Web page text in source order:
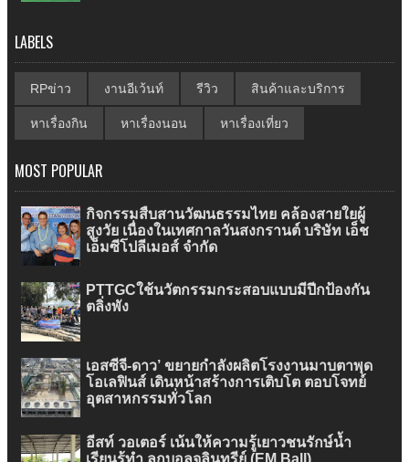
LABELS
RPข่าว งานอีเว้นท์ รีวิว สินค้าและบริการ
หาเรื่องกิน หาเรื่องนอน หาเรื่องเที่ยว
MOST POPULAR
กิจกรรมสืบสานวัฒนธรรมไทย คล้องสายใยผู้
สูงวัย เนื่องในเทศกาลวันสงกรานต์ บริษัท เอ็ช
เอ็มซีโปลีเมอส์ จำกัด
PTTGCใช้นวัตกรรมกระสอบแบบมีปีกป้องกัน
ตลิ่งพัง
เอสซีจี-ดาว’ ขยายกำลังผลิตโรงงานมาบตาพุด
โอเลฟินส์ เดินหน้าสร้างการเติบโต ตอบโจทย์
อุตสาหกรรมทั่วโลก
อีสท์ วอเตอร์ เน้นให้ความรู้เยาวชนรักษ์น้ำ
เรียนรู้ทำ ลูกบอลจุลินทรีย์ (EM Ball)